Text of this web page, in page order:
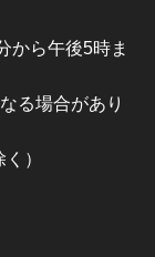
から午後5時ま
る場合があり
）